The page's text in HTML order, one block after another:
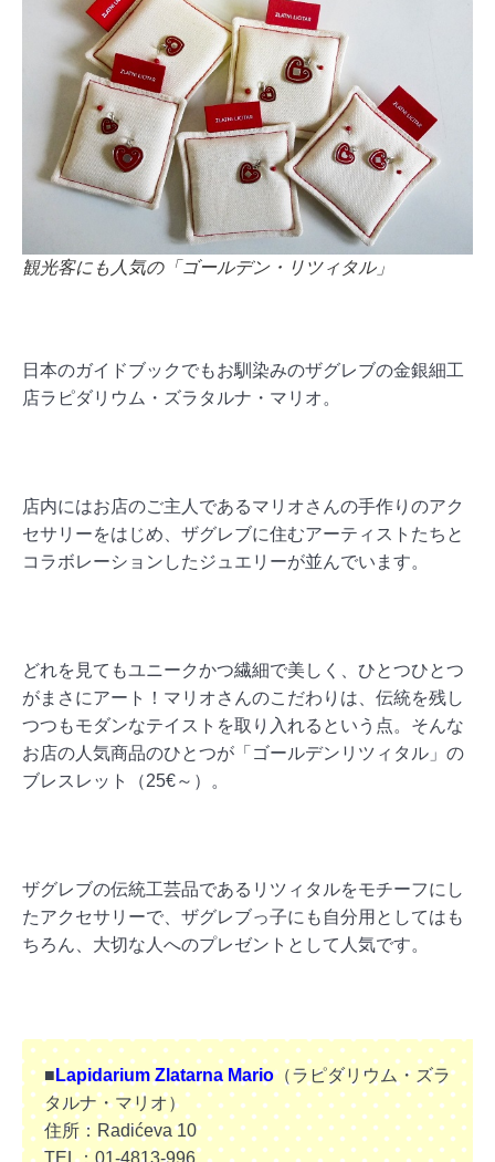
観光客にも人気の「ゴールデン・リツィタル」
日本のガイドブックでもお馴染みのザグレブの金銀細工
店ラピダリウム・ズラタルナ・マリオ。
店内にはお店のご主人であるマリオさんの手作りのアク
セサリーをはじめ、ザグレブに住むアーティストたちと
コラボレーションしたジュエリーが並んでいます。
どれを見てもユニークかつ繊細で美しく、ひとつひとつ
がまさにアート！マリオさんのこだわりは、伝統を残し
つつもモダンなテイストを取り入れるという点。そんな
お店の人気商品のひとつが「ゴールデンリツィタル」の
ブレスレット（25€～）。
ザグレブの伝統工芸品であるリツィタルをモチーフにし
たアクセサリーで、ザグレブっ子にも自分用としてはも
ちろん、大切な人へのプレゼントとして人気です。
■Lapidarium Zlatarna Mario（ラピダリウム・ズラ
タルナ・マリオ）
住所：Radićeva 10
TEL：01-4813-996